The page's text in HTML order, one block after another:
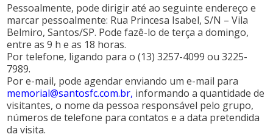
Pessoalmente, pode dirigir até ao seguinte endereço e
marcar pessoalmente: Rua Princesa Isabel, S/N – Vila
Belmiro, Santos/SP. Pode fazê-lo de terça a domingo,
entre as 9 h e as 18 horas.
Por telefone, ligando para o (13) 3257-4099 ou 3225-
7989.
Por e-mail, pode agendar enviando um e-mail para
memorial@santosfc.com.br, informando a quantidade de
visitantes, o nome da pessoa responsável pelo grupo,
números de telefone para contatos e a data pretendida
da visita.